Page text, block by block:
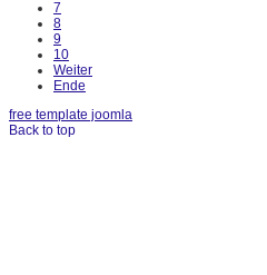
7
8
9
10
Weiter
Ende
free template joomla
Back to top